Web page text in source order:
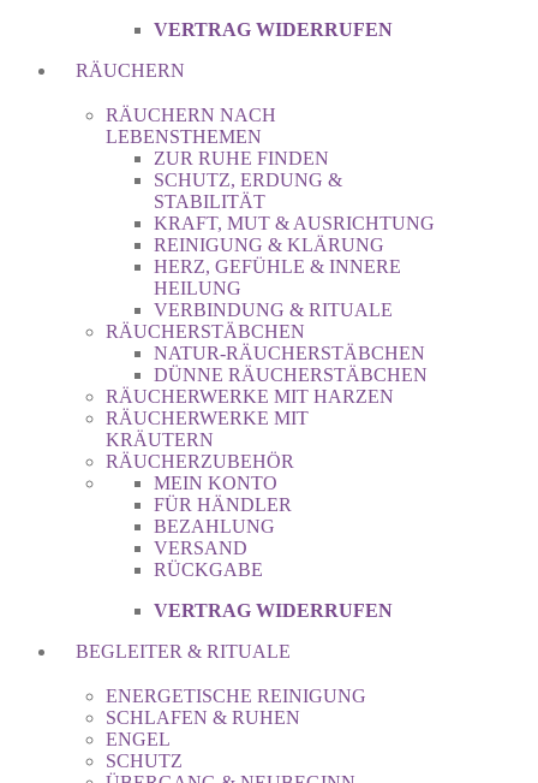
VERTRAG WIDERRUFEN
RÄUCHERN
RÄUCHERN NACH
LEBENSTHEMEN
ZUR RUHE FINDEN
SCHUTZ, ERDUNG &
STABILITÄT
KRAFT, MUT & AUSRICHTUNG
REINIGUNG & KLÄRUNG
HERZ, GEFÜHLE & INNERE
HEILUNG
VERBINDUNG & RITUALE
RÄUCHERSTÄBCHEN
NATUR-RÄUCHERSTÄBCHEN
DÜNNE RÄUCHERSTÄBCHEN
RÄUCHERWERKE MIT HARZEN
RÄUCHERWERKE MIT
KRÄUTERN
RÄUCHERZUBEHÖR
MEIN KONTO
FÜR HÄNDLER
BEZAHLUNG
VERSAND
RÜCKGABE
VERTRAG WIDERRUFEN
BEGLEITER & RITUALE
ENERGETISCHE REINIGUNG
SCHLAFEN & RUHEN
ENGEL
SCHUTZ